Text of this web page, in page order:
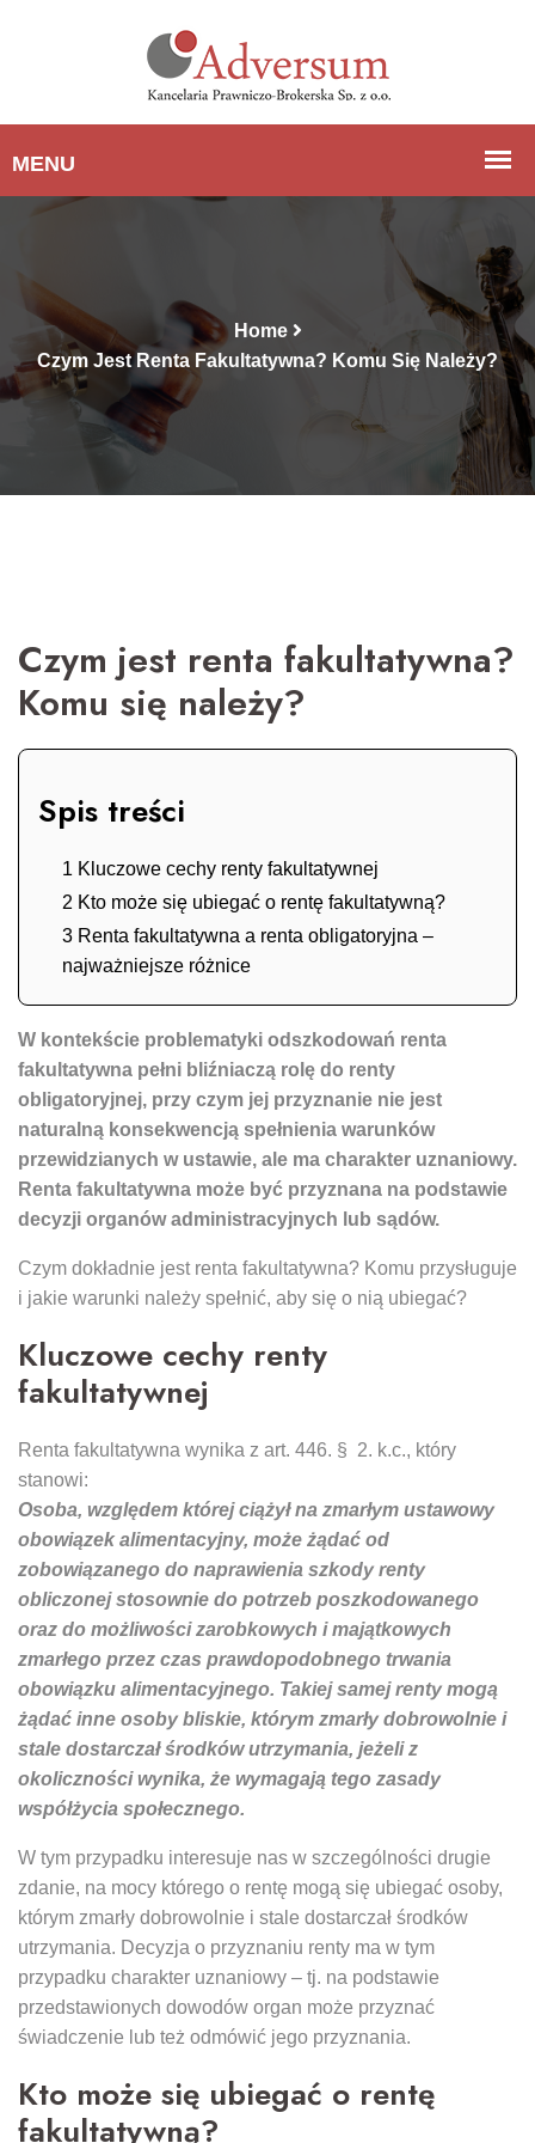
Home
Czym Jest Renta Fakultatywna? Komu Się Należy?
Czym jest renta fakultatywna?
Komu się należy?
Spis treści
1 Kluczowe cechy renty fakultatywnej
2 Kto może się ubiegać o rentę fakultatywną?
3 Renta fakultatywna a renta obligatoryjna –
najważniejsze różnice
W kontekście problematyki odszkodowań renta
fakultatywna pełni bliźniaczą rolę do renty
obligatoryjnej, przy czym jej przyznanie nie jest
naturalną konsekwencją spełnienia warunków
przewidzianych w ustawie, ale ma charakter uznaniowy.
Renta fakultatywna może być przyznana na podstawie
decyzji organów administracyjnych lub sądów.
Czym dokładnie jest renta fakultatywna? Komu przysługuje
i jakie warunki należy spełnić, aby się o nią ubiegać?
Kluczowe cechy renty
fakultatywnej
Renta fakultatywna wynika z art. 446. § 2. k.c., który
stanowi:
Osoba, względem której ciążył na zmarłym ustawowy
obowiązek alimentacyjny, może żądać od
zobowiązanego do naprawienia szkody renty
obliczonej stosownie do potrzeb poszkodowanego
oraz do możliwości zarobkowych i majątkowych
zmarłego przez czas prawdopodobnego trwania
obowiązku alimentacyjnego. Takiej samej renty mogą
żądać inne osoby bliskie, którym zmarły dobrowolnie i
stale dostarczał środków utrzymania, jeżeli z
okoliczności wynika, że wymagają tego zasady
współżycia społecznego.
W tym przypadku interesuje nas w szczególności drugie
zdanie, na mocy którego o rentę mogą się ubiegać osoby,
którym zmarły dobrowolnie i stale dostarczał środków
utrzymania. Decyzja o przyznaniu renty ma w tym
przypadku charakter uznaniowy – tj. na podstawie
przedstawionych dowodów organ może przyznać
świadczenie lub też odmówić jego przyznania.
Kto może się ubiegać o rentę
fakultatywną?